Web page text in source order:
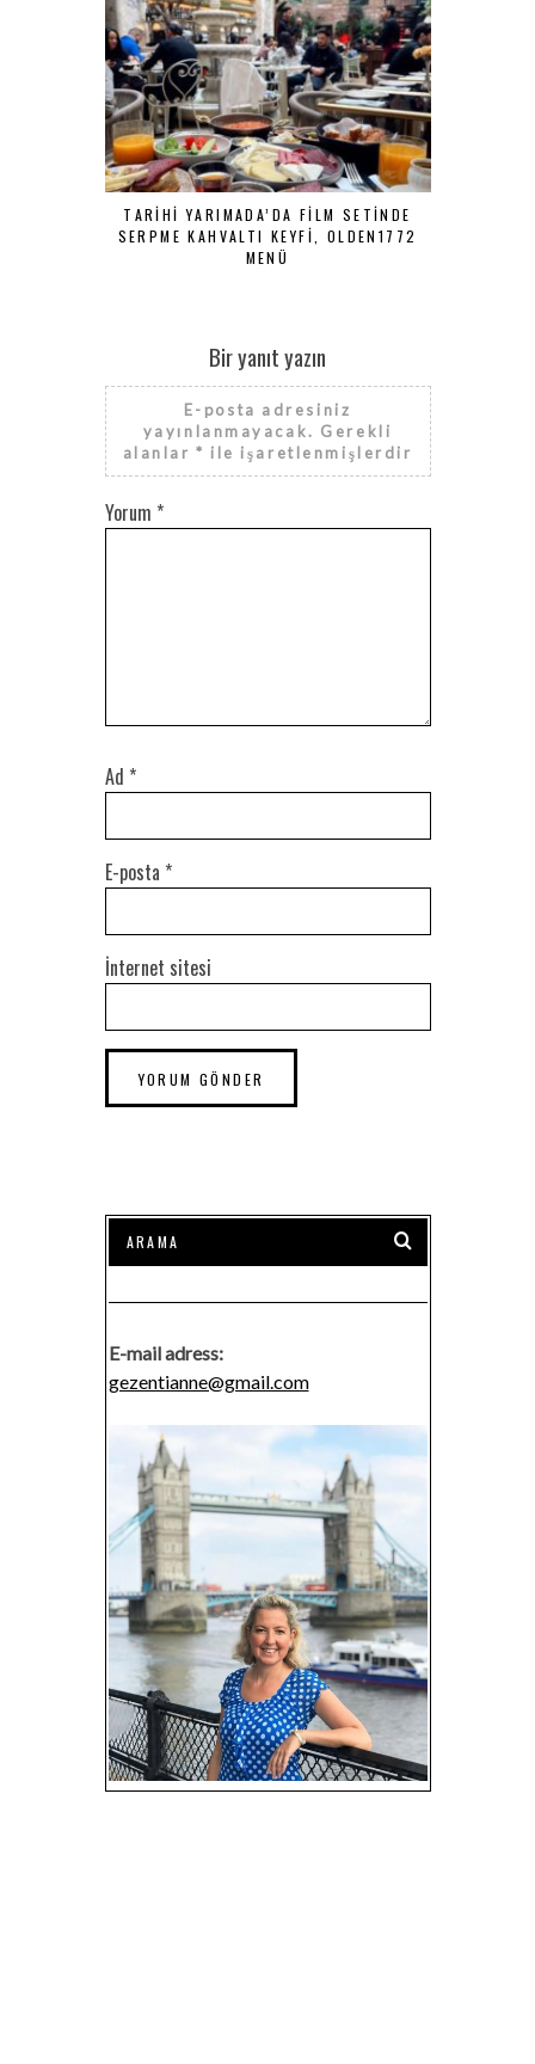
TARIHI YARIMADA’DA FILM SETINDE
SERPME KAHVALTI KEYFI, OLDEN1772
MENÜ
Bir yanıt yazın
E-posta adresiniz
yayınlanmayacak. Gerekli
alanlar* ile işaretlenmişlerdir
Yorum *
Ad *
E-posta *
İnternet sitesi
E-mail adress:
gezentianne@gmail.com